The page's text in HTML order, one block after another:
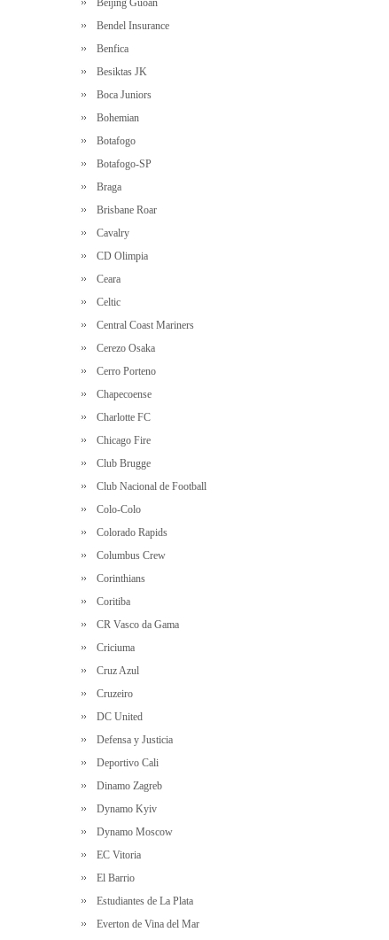
Beijing Guoan
Bendel Insurance
Benfica
Besiktas JK
Boca Juniors
Bohemian
Botafogo
Botafogo-SP
Braga
Brisbane Roar
Cavalry
CD Olimpia
Ceara
Celtic
Central Coast Mariners
Cerezo Osaka
Cerro Porteno
Chapecoense
Charlotte FC
Chicago Fire
Club Brugge
Club Nacional de Football
Colo-Colo
Colorado Rapids
Columbus Crew
Corinthians
Coritiba
CR Vasco da Gama
Criciuma
Cruz Azul
Cruzeiro
DC United
Defensa y Justicia
Deportivo Cali
Dinamo Zagreb
Dynamo Kyiv
Dynamo Moscow
EC Vitoria
El Barrio
Estudiantes de La Plata
Everton de Vina del Mar